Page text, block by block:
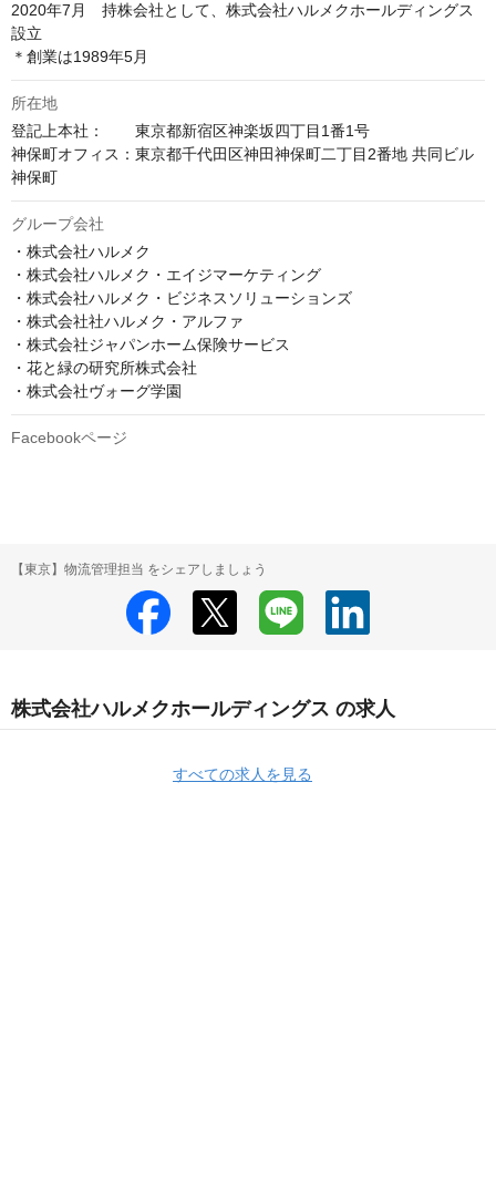
2020年7月　持株会社として、株式会社ハルメクホールディングス
設立
＊創業は1989年5月
所在地
登記上本社：　　東京都新宿区神楽坂四丁目1番1号
神保町オフィス：東京都千代田区神田神保町二丁目2番地 共同ビル
神保町
グループ会社
・株式会社ハルメク
・株式会社ハルメク・エイジマーケティング
・株式会社ハルメク・ビジネスソリューションズ
・株式会社社ハルメク・アルファ
・株式会社ジャパンホーム保険サービス
・花と緑の研究所株式会社
・株式会社ヴォーグ学園
Facebookページ
【東京】物流管理担当 をシェアしましょう
株式会社ハルメクホールディングス の求人
すべての求人を見る